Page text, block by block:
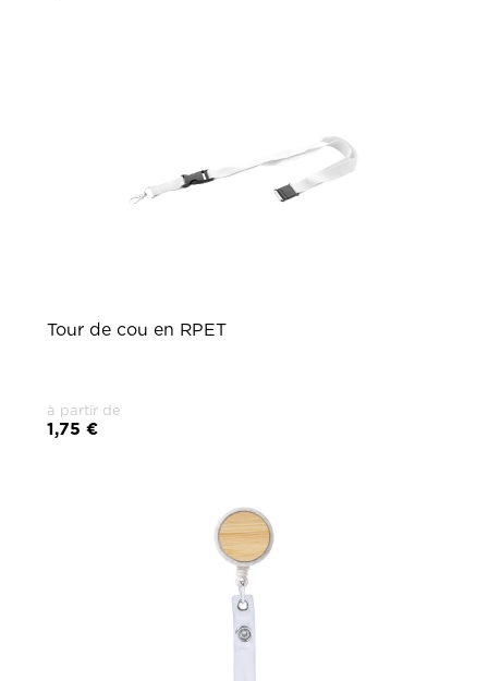
Tour de cou en RPET
à partir de
1,75 €